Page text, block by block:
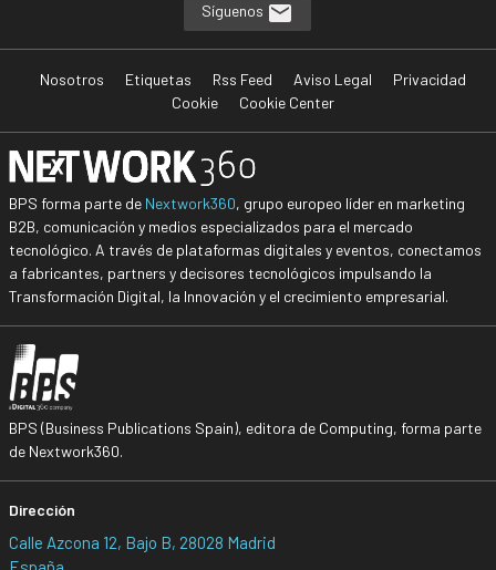
Síguenos
Nosotros Etiquetas Rss Feed Aviso Legal
Privacidad
Cookie
Cookie Center
BPS forma parte de Nextwork360, grupo europeo líder en marketing
B2B, comunicación y medios especializados para el mercado
tecnológico. A través de plataformas digitales y eventos, conectamos
a fabricantes, partners y decisores tecnológicos impulsando la
Transformación Digital, la Innovación y el crecimiento empresarial.
BPS (Business Publications Spain), editora de Computing, forma parte
de Nextwork360.
Dirección
Calle Azcona 12, Bajo B, 28028 Madrid